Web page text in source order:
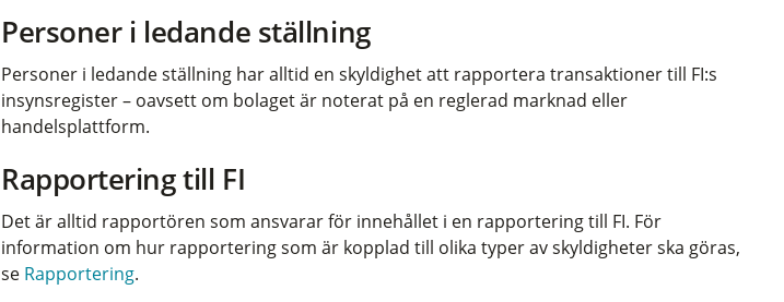
Personer i ledande ställning
Personer i ledande ställning har alltid en skyldighet att rapportera transaktioner till FI:s
insynsregister – oavsett om bolaget är noterat på en reglerad marknad eller
handelsplattform.
Rapportering till FI
Det är alltid rapportören som ansvarar för innehållet i en rapportering till FI. För
information om hur rapportering som är kopplad till olika typer av skyldigheter ska göras,
se Rapportering.